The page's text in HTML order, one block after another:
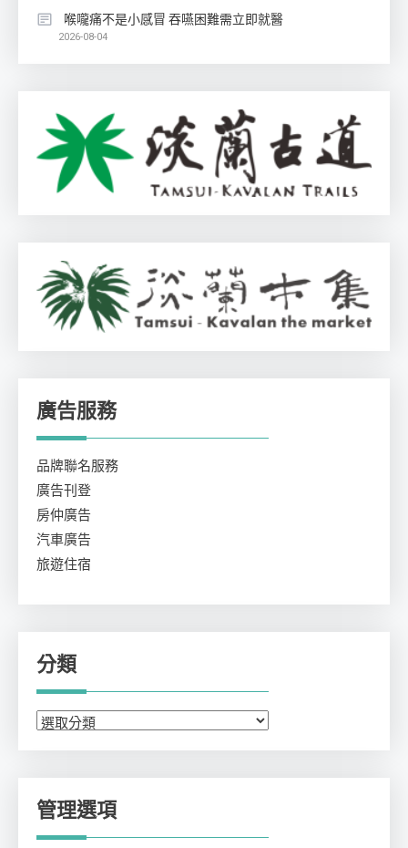
喉嚨痛不是小感冒 吞嚥困難需立即就醫
2026-08-04
廣告服務
品牌聯名服務
廣告刊登
房仲廣告
汽車廣告
旅遊住宿
分類
分
管理選項